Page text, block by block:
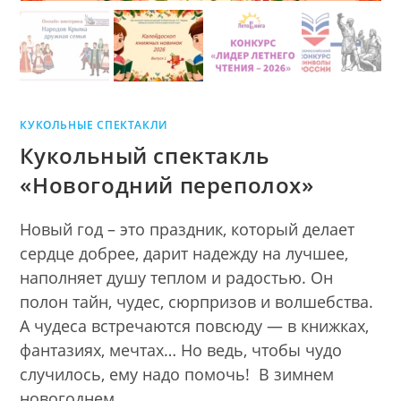
КУКОЛЬНЫЕ СПЕКТАКЛИ
Кукольный спектакль
«Новогодний переполох»
Новый год – это праздник, который делает
сердце добрее, дарит надежду на лучшее,
наполняет душу теплом и радостью. Он
полон тайн, чудес, сюрпризов и волшебства.
А чудеса встречаются повсюду — в книжках,
фантазиях, мечтах… Но ведь, чтобы чудо
случилось, ему надо помочь! В зимнем